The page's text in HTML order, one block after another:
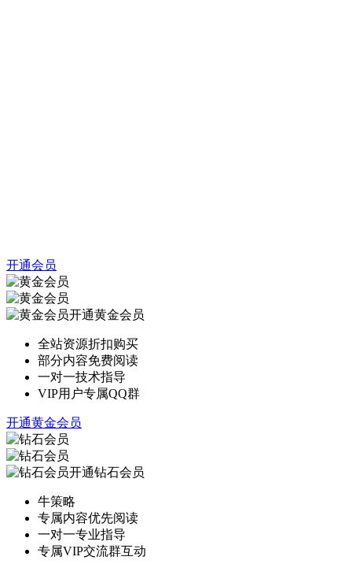
开通会员
开通黄金会员
全站资源折扣购买
部分内容免费阅读
一对一技术指导
VIP用户专属QQ群
开通黄金会员
开通钻石会员
牛策略
专属内容优先阅读
一对一专业指导
专属VIP交流群互动